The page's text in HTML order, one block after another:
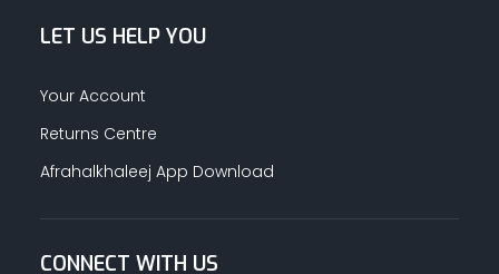
LET US HELP YOU
Your Account
Returns Centre
Afrahalkhaleej App Download
CONNECT WITH US